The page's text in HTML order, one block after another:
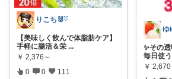
りこち🐰ྀི
【美味しく飲んで体脂肪ケア】
手軽に腸活＆栄 ...
￥ 2,376～
0 0 111
ゆ
✨その
毎日使
￥ 2,670